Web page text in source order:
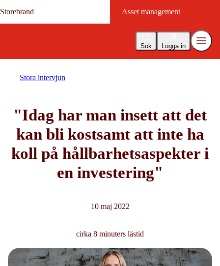
Storebrand Asset management
Sök Logga in
Storebrand Asset management
Stora intervjun
"Idag har man insett att det
kan bli kostsamt att inte ha
koll på hållbarhetsaspekter i
en investering"
10 maj 2022
cirka 8 minuters lästid